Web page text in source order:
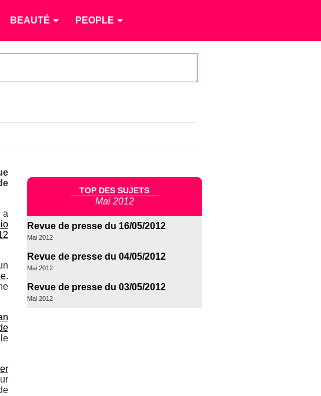
BEAUTÉ PEOPLE
a
.
TOP DES SUJETS
Mai 2012
Revue de presse du 16/05/2012
Mai 2012
Revue de presse du 04/05/2012
Mai 2012
Revue de presse du 03/05/2012
Mai 2012